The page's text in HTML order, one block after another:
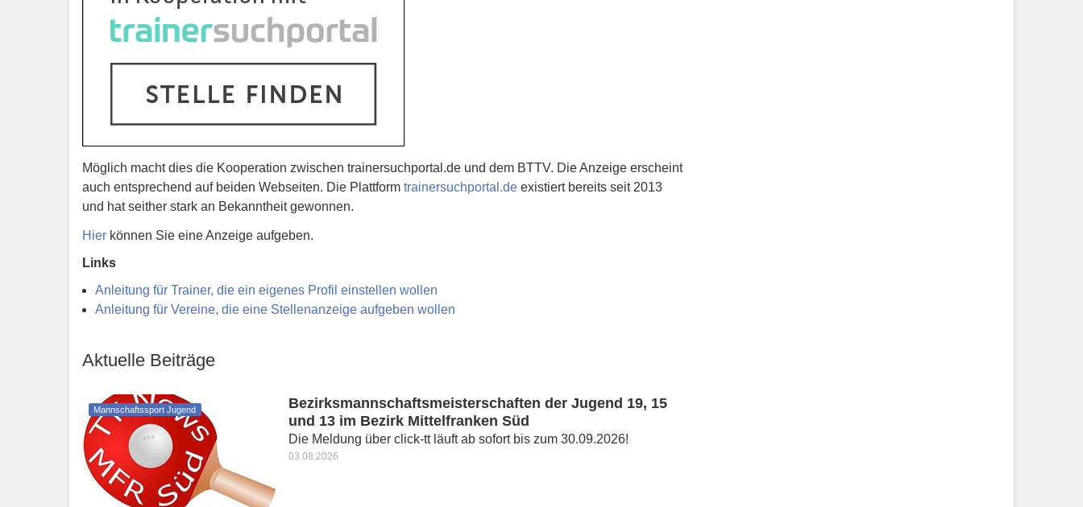
Möglich macht dies die Kooperation zwischen trainersuchportal.de und dem BTTV. Die Anzeige erscheint
auch entsprechend auf beiden Webseiten. Die Plattform trainersuchportal.de existiert bereits seit 2013
und hat seither stark an Bekanntheit gewonnen.
Hier können Sie eine Anzeige aufgeben.
Links
Anleitung für Trainer, die ein eigenes Profil einstellen wollen
Anleitung für Vereine, die eine Stellenanzeige aufgeben wollen
Aktuelle Beiträge
Mannschaftssport Jugend
Bezirksmannschaftsmeisterschaften der Jugend 19, 15
und 13 im Bezirk Mittelfranken Süd
Die Meldung über click-tt läuft ab sofort bis zum 30.09.2026!
03.08.2026